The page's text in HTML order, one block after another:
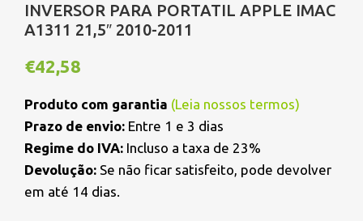
INVERSOR PARA PORTATIL APPLE IMAC
A1311 21,5″ 2010-2011
€42,58
Produto com garantia (Leia nossos termos)
Prazo de envio: Entre 1 e 3 dias
Regime do IVA: Incluso a taxa de 23%
Devolução: Se não ficar satisfeito, pode devolver
em até 14 dias.